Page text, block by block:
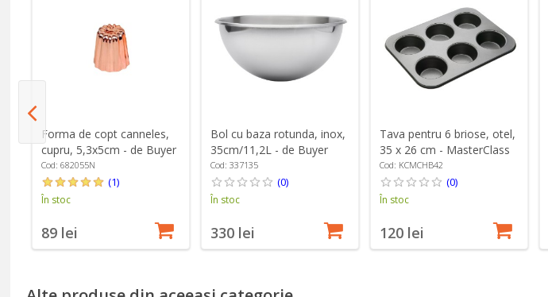
Forma de copt canneles,
cupru, 5,3x5cm - de Buyer
Cod: 682055N
(1)
În stoc
89 lei
Bol cu baza rotunda, inox,
35cm/11,2L - de Buyer
Cod: 337135
(0)
În stoc
330 lei
Tava pentru 6 briose, otel,
35 x 26 cm - MasterClass
Cod: KCMCHB42
(0)
În stoc
120 lei